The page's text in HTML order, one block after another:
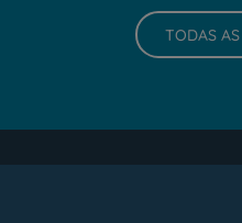
TODAS